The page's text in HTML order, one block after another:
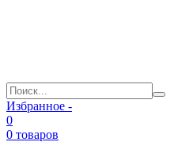
Избранное -
0
0 товаров